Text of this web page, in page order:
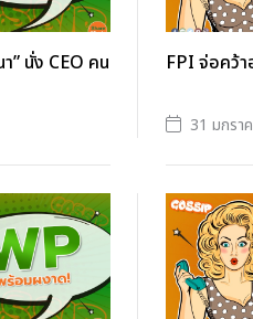
” นั่ง CEO คน
FPI จ่อคว้า
31 มกรา